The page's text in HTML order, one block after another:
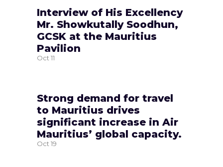
Interview of His Excellency
Mr. Showkutally Soodhun,
GCSK at the Mauritius
Pavilion
Oct 11
Strong demand for travel
to Mauritius drives
significant increase in Air
Mauritius’ global capacity.
Oct 19